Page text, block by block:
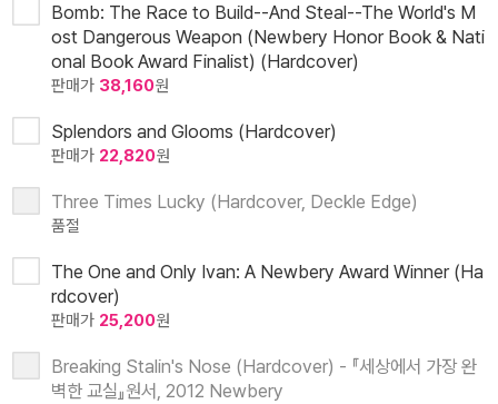
Bomb: The Race to Build--And Steal--The World's M
ost Dangerous Weapon (Newbery Honor Book & Nati
onal Book Award Finalist) (Hardcover)
판매가 38,160원
Splendors and Glooms (Hardcover)
판매가 22,820원
Three Times Lucky (Hardcover, Deckle Edge)
품절
The One and Only Ivan: A Newbery Award Winner (Ha
rdcover)
판매가 25,200원
Breaking Stalin's Nose (Hardcover) - 『세상에서 가장 완
벽한 교실』원서, 2012 Newbery